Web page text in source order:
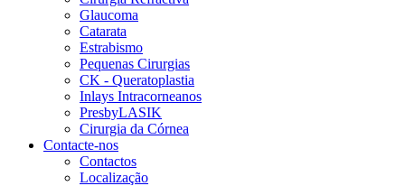
Glaucoma
Catarata
Estrabismo
Pequenas Cirurgias
CK - Queratoplastia
Inlays Intracorneanos
PresbyLASIK
Cirurgia da Córnea
Contacte-nos
Contactos
Localização